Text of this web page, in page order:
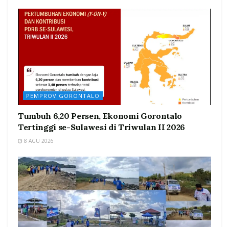
PEMPROV GORONTALO
Tumbuh 6,20 Persen, Ekonomi Gorontalo
Tertinggi se-Sulawesi di Triwulan II 2026
8 AGU 2026